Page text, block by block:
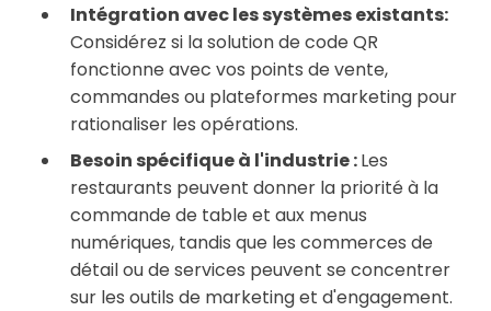
Intégration avec les systèmes existants:
Considérez si la solution de code QR
fonctionne avec vos points de vente,
commandes ou plateformes marketing pour
rationaliser les opérations.
Besoin spécifique à l'industrie :Les
restaurants peuvent donner la priorité à la
commande de table et aux menus
numériques, tandis que les commerces de
détail ou de services peuvent se concentrer
sur les outils de marketing et d'engagement.